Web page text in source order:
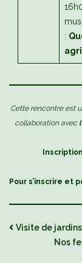
:
Cette rencontre est
collaboration avec
Pour s’inscrire et
Visite de
Nos